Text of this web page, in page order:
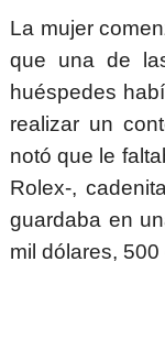
La mujer
que una de
huéspedes
realizar un
notó que le
Rolex-,
guardaba en
mil dólares,